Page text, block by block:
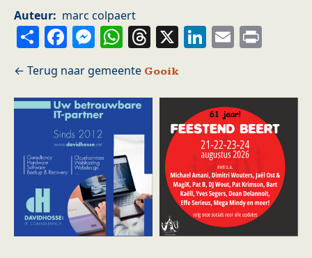
Auteur
marc colpaert
ShareFacebook
Messenger
WhatsApp
Threads
X LinkedIn
Email
Gooik